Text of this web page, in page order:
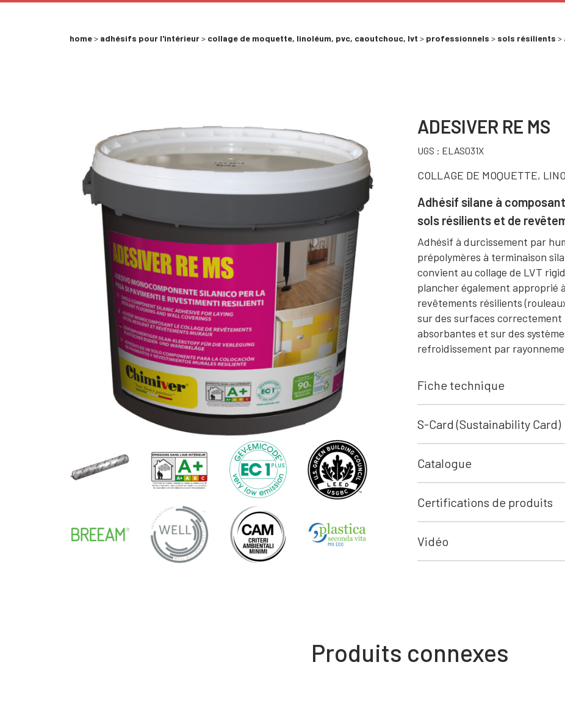
home> adhésifs pour l'intérieur> collage de moquette, linoléum, pvc, caoutchouc, lvt > professionnels > sols résilients >
ADESIVER RE MS
UGS : ELAS031X
COLLAGE DE MOQUETTE,
Adhésif silane à
sols résilients et de
Adhésif à durcissement par
prépolymères à terminaison
convient au collage de LVT
plancher également approprié
revêtements résilients
sur des surfaces
absorbantes et sur des
refroidissement par
Fiche technique
S-Card (Sustainability Card)
Catalogue
Certifications de produits
Vidéo
Produits connexes